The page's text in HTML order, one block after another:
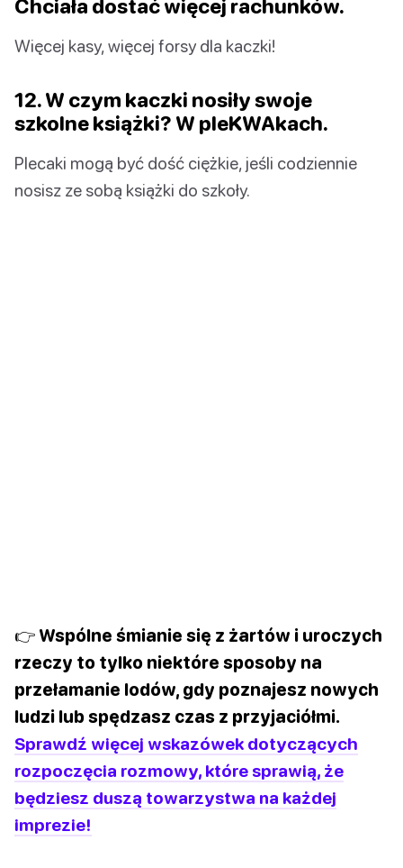
Chciała dostać więcej rachunków.
Więcej kasy, więcej forsy dla kaczki!
12. W czym kaczki nosiły swoje
szkolne książki? W pleKWAkach.
Plecaki mogą być dość ciężkie, jeśli codziennie
nosisz ze sobą książki do szkoły.
👉 Wspólne śmianie się z żartów i uroczych
rzeczy to tylko niektóre sposoby na
przełamanie lodów, gdy poznajesz nowych
ludzi lub spędzasz czas z przyjaciółmi.
Sprawdź więcej wskazówek dotyczących
rozpoczęcia rozmowy, które sprawią, że
będziesz duszą towarzystwa na każdej
imprezie!